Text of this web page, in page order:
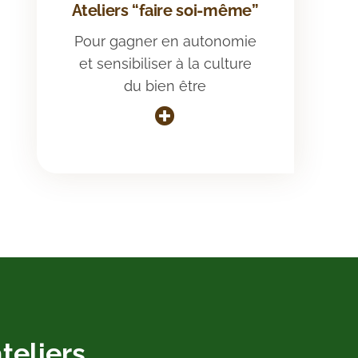
Ateliers “faire soi-même”
Pour gagner en autonomie
et sensibiliser à la culture
du bien être